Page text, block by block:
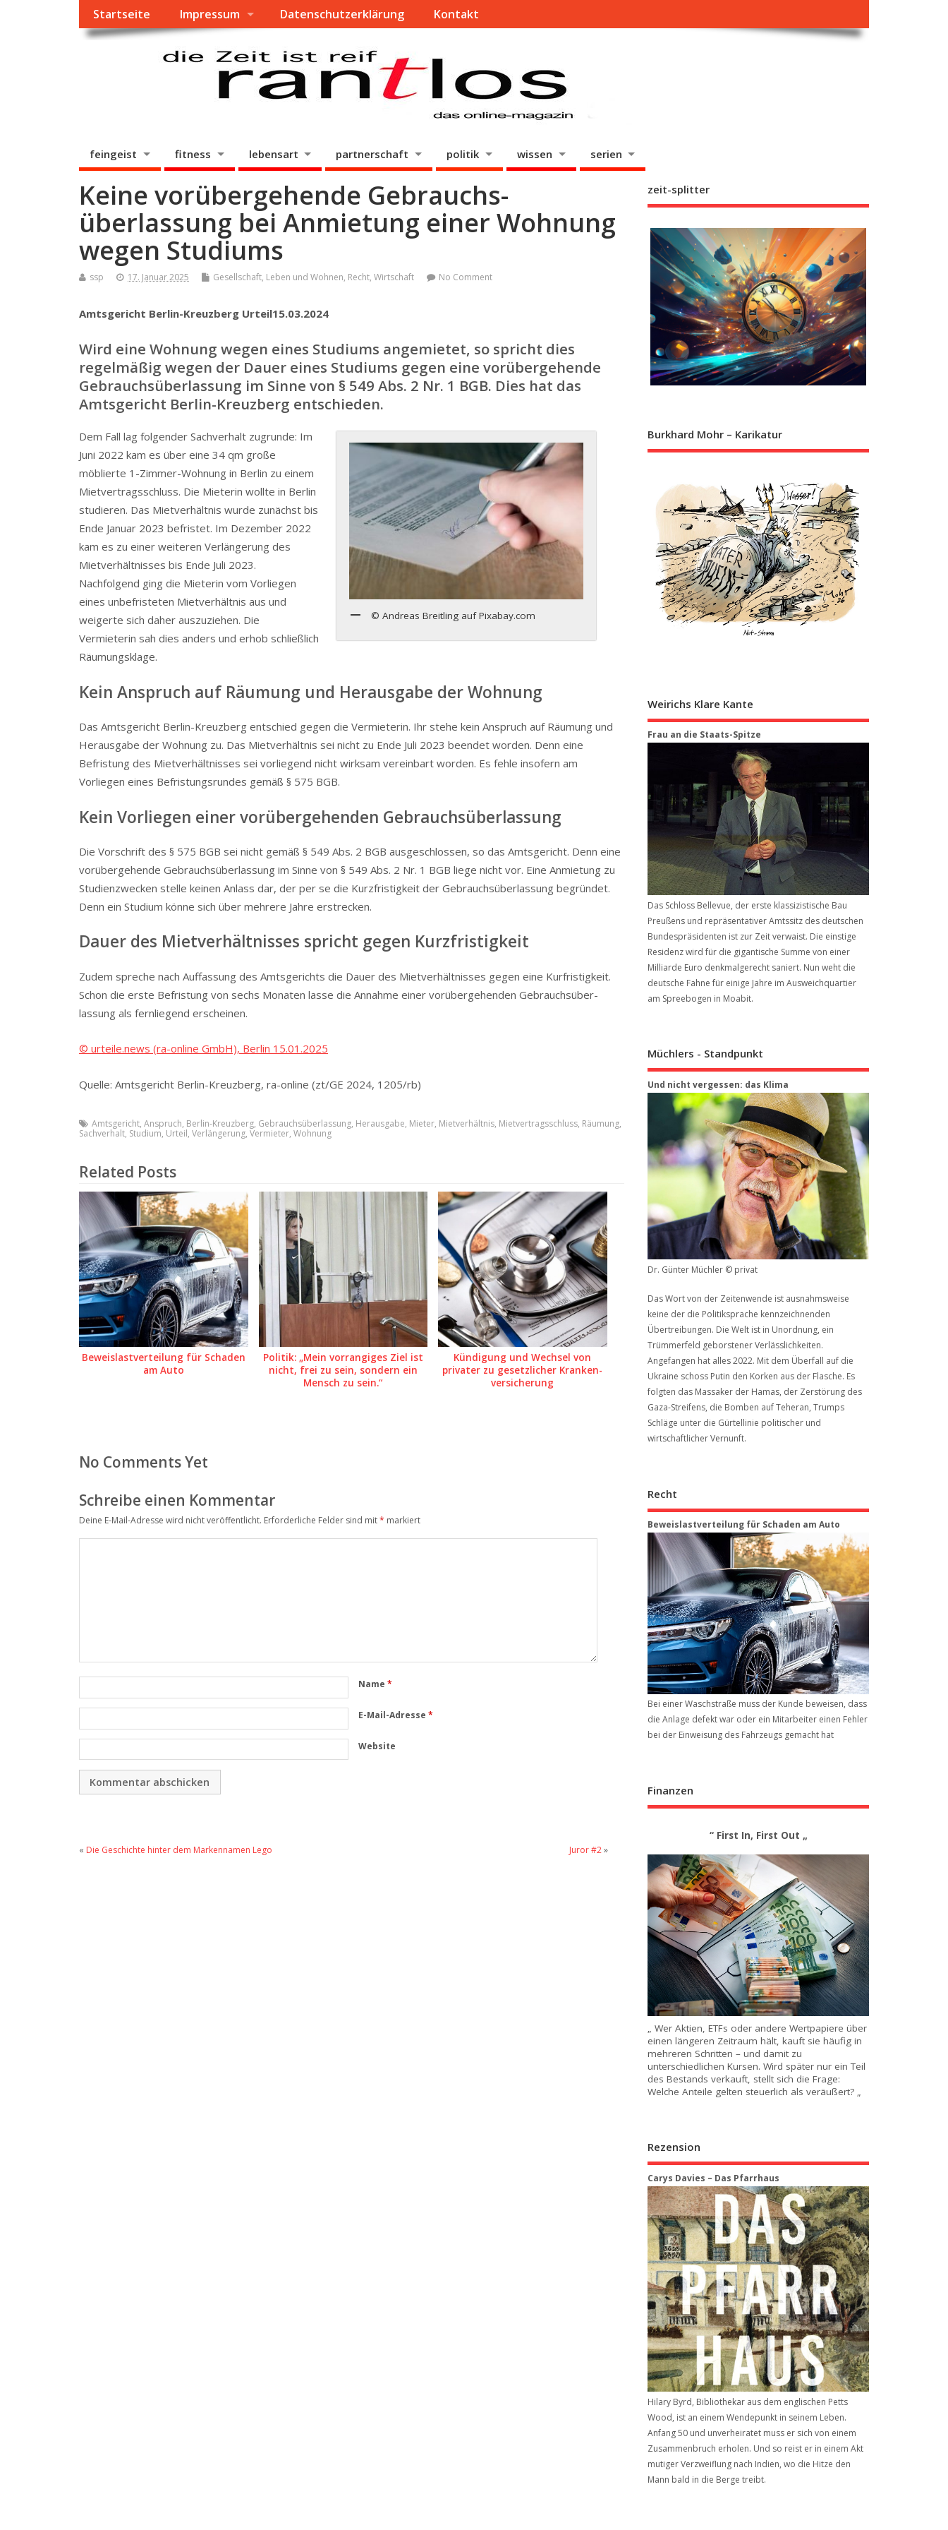
Startseite Impressum Datenschutzerklärung Kontakt
feingeist fitness lebensart partnerschaft politik wissen serien
Keine vorübergehende Gebrauchs­
überlassung bei Anmietung einer Wohnung
wegen Studiums
ssp 17. Januar 2025 Gesellschaft, Leben und Wohnen, Recht, Wirtschaft No Comment
Amtsgericht Berlin-Kreuzberg Urteil15.03.2024
Wird eine Wohnung wegen eines Studiums angemietet, so spricht dies
regelmäßig wegen der Dauer eines Studiums gegen eine vorübergehende
Gebrauchs­überlassung im Sinne von § 549 Abs. 2 Nr. 1 BGB. Dies hat das
Amtsgericht Berlin-Kreuzberg entschieden.
© Andreas Breitling auf Pixabay.com
Dem Fall lag folgender Sachverhalt zugrunde: Im
Juni 2022 kam es über eine 34 qm große
möblierte 1-Zimmer-Wohnung in Berlin zu einem
Mietver­trags­schluss. Die Mieterin wollte in Berlin
studieren. Das Mietverhältnis wurde zunächst bis
Ende Januar 2023 befristet. Im Dezember 2022
kam es zu einer weiteren Verlängerung des
Mietver­hält­nisses bis Ende Juli 2023.
Nachfolgend ging die Mieterin vom Vorliegen
eines unbefristeten Mietverhältnis aus und
weigerte sich daher auszuziehen. Die
Vermieterin sah dies anders und erhob schließlich
Räumungsklage.
Kein Anspruch auf Räumung und Herausgabe der Wohnung
Das Amtsgericht Berlin-Kreuzberg entschied gegen die Vermieterin. Ihr stehe kein Anspruch auf Räumung und
Herausgabe der Wohnung zu. Das Mietverhältnis sei nicht zu Ende Juli 2023 beendet worden. Denn eine
Befristung des Mietver­hält­nisses sei vorliegend nicht wirksam vereinbart worden. Es fehle insofern am
Vorliegen eines Befris­tungs­rundes gemäß § 575 BGB.
Kein Vorliegen einer vorübergehenden Gebrauchs­über­lassung
Die Vorschrift des § 575 BGB sei nicht gemäß § 549 Abs. 2 BGB ausgeschlossen, so das Amtsgericht. Denn eine
vorübergehende Gebrauchs­über­lassung im Sinne von § 549 Abs. 2 Nr. 1 BGB liege nicht vor. Eine Anmietung zu
Studienzwecken stelle keinen Anlass dar, der per se die Kurzfristigkeit der Gebrauchs­über­lassung begründet.
Denn ein Studium könne sich über mehrere Jahre erstrecken.
Dauer des Mietver­hält­nisses spricht gegen Kurzfristigkeit
Zudem spreche nach Auffassung des Amtsgerichts die Dauer des Mietver­hält­nisses gegen eine Kurfristigkeit.
Schon die erste Befristung von sechs Monaten lasse die Annahme einer vorübergehenden Gebrauchs­über­
lassung als fernliegend erscheinen.
© urteile.news (ra-online GmbH), Berlin 15.01.2025
Quelle: Amtsgericht Berlin-Kreuzberg, ra-online (zt/GE 2024, 1205/rb)
Amtsgericht, Anspruch, Berlin-Kreuzberg, Gebrauchsüberlassung, Herausgabe, Mieter, Mietverhältnis, Mietvertragsschluss, Räumung,
Sachverhalt, Studium, Urteil, Verlängerung, Vermieter, Wohnung
Related Posts
Beweis­last­ver­teilung für Schaden
am Auto
Politik: „Mein vorrangiges Ziel ist
nicht, frei zu sein, sondern ein
Mensch zu sein.“
Kündigung und Wechsel von
privater zu gesetzlicher Kranken­
ver­si­cherung
No Comments Yet
Schreibe einen Kommentar
Deine E-Mail-Adresse wird nicht veröffentlicht. Erforderliche Felder sind mit* markiert
Name *
E-Mail-Adresse *
Website
« Die Geschichte hinter dem Markennamen Lego Juror #2»
zeit-splitter
Burkhard Mohr – Karikatur
Weirichs Klare Kante
Frau an die Staats-Spitze
Das Schloss Bellevue, der erste klassizistische Bau
Preußens und repräsentativer Amtssitz des deutschen
Bundespräsidenten ist zur Zeit verwaist. Die einstige
Residenz wird für die gigantische Summe von einer
Milliarde Euro denkmalgerecht saniert. Nun weht die
deutsche Fahne für einige Jahre im Ausweichquartier
am Spreebogen in Moabit.
Müchlers - Standpunkt
Und nicht vergessen: das Klima
Dr. Günter Müchler © privat
Das Wort von der Zeitenwende ist ausnahmsweise
keine der die Politiksprache kennzeichnenden
Übertreibungen. Die Welt ist in Unordnung, ein
Trümmerfeld geborstener Verlässlichkeiten.
Angefangen hat alles 2022. Mit dem Überfall auf die
Ukraine schoss Putin den Korken aus der Flasche. Es
folgten das Massaker der Hamas, der Zerstörung des
Gaza-Streifens, die Bomben auf Teheran, Trumps
Schläge unter die Gürtellinie politischer und
wirtschaftlicher Vernunft.
Recht
Beweis­last­ver­teilung für Schaden am Auto
Bei einer Waschstraße muss der Kunde beweisen, dass
die Anlage defekt war oder ein Mitarbeiter einen Fehler
bei der Einweisung des Fahrzeugs gemacht hat
Finanzen
“ First In, First Out „
„ Wer Aktien, ETFs oder andere Wertpapiere über
einen längeren Zeitraum hält, kauft sie häufig in
mehreren Schritten – und damit zu
unterschiedlichen Kursen. Wird später nur ein Teil
des Bestands verkauft, stellt sich die Frage:
Welche Anteile gelten steuerlich als veräußert? „
Rezension
Carys Davies – Das Pfarrhaus
Hilary Byrd, Bibliothekar aus dem englischen Petts
Wood, ist an einem Wendepunkt in seinem Leben.
Anfang 50 und unverheiratet muss er sich von einem
Zusammenbruch erholen. Und so reist er in einem Akt
mutiger Verzweiflung nach Indien, wo die Hitze den
Mann bald in die Berge treibt.